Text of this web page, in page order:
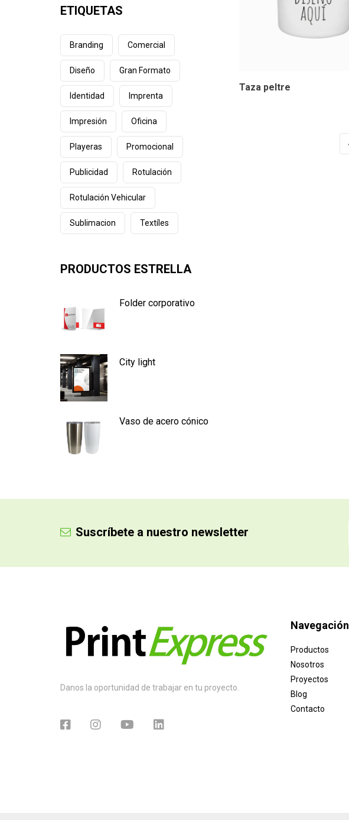
Taza peltre
ETIQUETAS
Branding Comercial
Diseño Gran Formato
Identidad Imprenta
Impresión Oficina
Playeras Promocional
Publicidad Rotulación
Rotulación Vehicular
Sublimacion Textíles
PRODUCTOS ESTRELLA
Folder corporativo
City light
Vaso de acero cónico
Suscríbete a nuestro newsletter
Danos la oportunidad de trabajar en tu proyecto.
Navegación
Productos
Nosotros
Proyectos
Blog
Contacto